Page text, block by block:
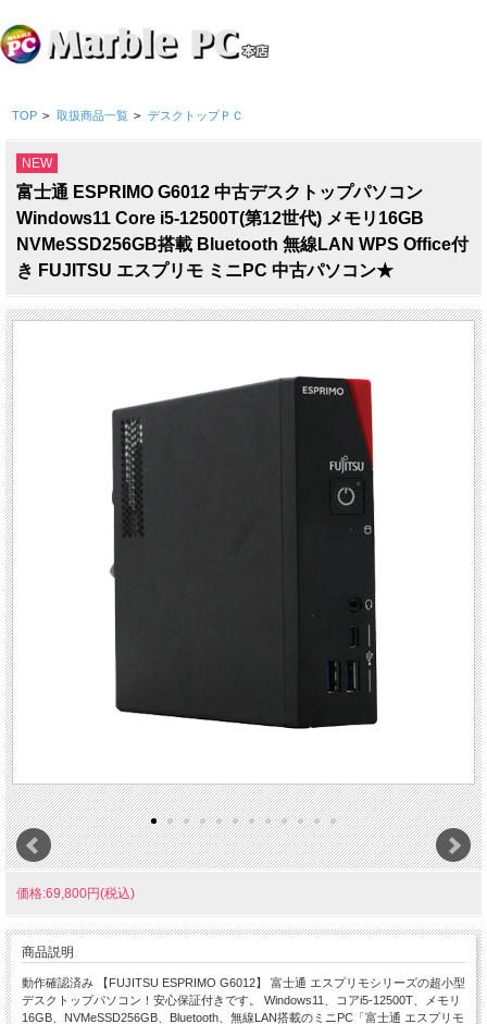
TOP > 取扱商品一覧 > デスクトップＰＣ
NEW
富士通 ESPRIMO G6012 中古デスクトップパソコン
Windows11 Core i5-12500T(第12世代) メモリ16GB
NVMeSSD256GB搭載 Bluetooth 無線LAN WPS Office付
き FUJITSU エスプリモ ミニPC 中古パソコン★
価格:69,800円(税込)
商品説明
動作確認済み 【FUJITSU ESPRIMO G6012】 富士通 エスプリモシリーズの超小型
デスクトップパソコン！安心保証付きです。 Windows11、コアi5-12500T、メモリ
16GB、NVMeSSD256GB、Bluetooth、無線LAN搭載のミニPC「富士通 エスプリモ